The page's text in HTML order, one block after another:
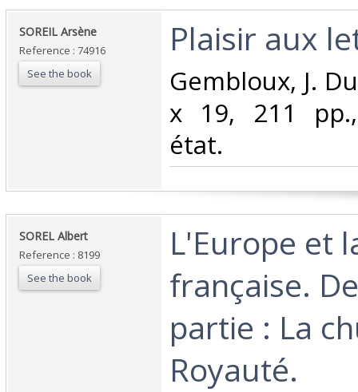
‎SOREIL Arsène‎
Reference : 74916
See the book
‎Plaisir aux
‎Gembloux, J.
x 19, 211
état.‎
‎SOREL Albert ‎
Reference : 8199
See the book
‎L'Europe et
française.
partie : La
Royauté. ‎